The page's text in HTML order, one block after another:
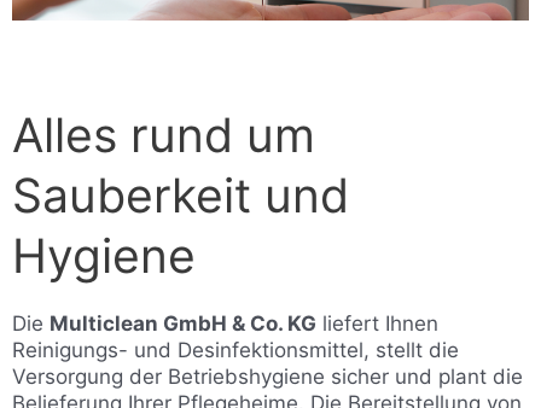
Alles rund um
Sauberkeit und
Hygiene
Die Multiclean GmbH & Co. KG liefert Ihnen
Reinigungs- und Desinfektionsmittel, stellt die
Versorgung der Betriebshygiene sicher und plant die